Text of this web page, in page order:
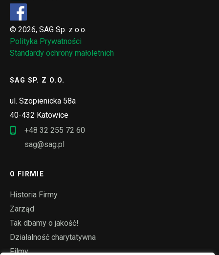
© 2026, SAG Sp. z o.o.
Polityka Prywatności
Standardy ochrony małoletnich
SAG SP. Z O.O.
ul. Szopienicka 58a
40-432 Katowice
+48 32 255 72 60
sag@sag.pl
O FIRMIE
Historia Firmy
Zarząd
Tak dbamy o jakość!
Działalność charytatywna
Filmy